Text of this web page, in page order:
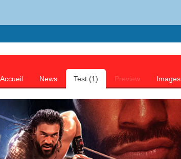
Accueil News Test (1) Preview Images